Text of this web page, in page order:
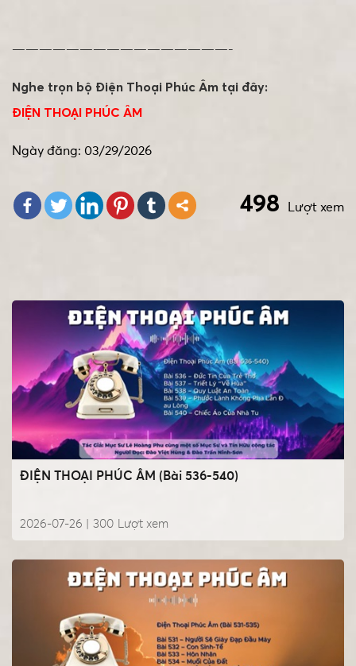
————————————————-
Nghe trọn bộ Điện Thoại Phúc Âm tại đây:
ĐIỆN THOẠI PHÚC ÂM
Ngày đăng: 03/29/2026
Lượt xem
498
ĐIỆN THOẠI PHÚC ÂM (Bài 536-540)
2026-07-26 | Lượt xem
300